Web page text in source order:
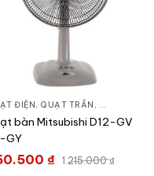
ĐIỆN, QUẠT TRẦN , QUẠT BÀN
bàn Mitsubishi D12-GV
GY
₫ 1.215.000₫